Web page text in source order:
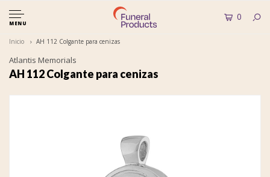
MENU
0
Inicio AH 112 Colgante para cenizas
Atlantis Memorials
AH 112 Colgante para cenizas